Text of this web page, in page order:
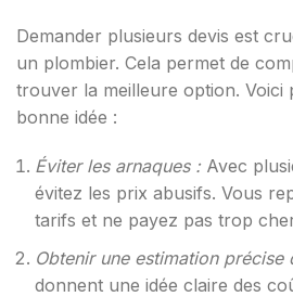
Demander plusieurs devis est
un plombier. Cela permet de
trouver la meilleure option. Voici
bonne idée :
Éviter les arnaques : Avec
évitez les prix abusifs. Vous
tarifs et ne payez pas trop
Obtenir une estimation précise
donnent une idée claire des